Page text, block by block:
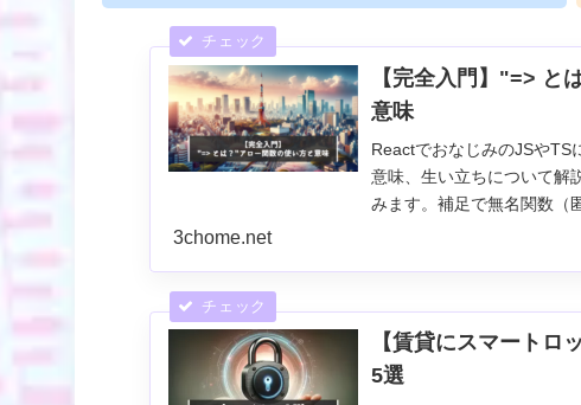
【完全入門】"=> と
意味
ReactでおなじみのJSやTS
意味、生い立ちについて解
みます。補足で無名関数（
3chome.net
【賃貸にスマートロ
5選